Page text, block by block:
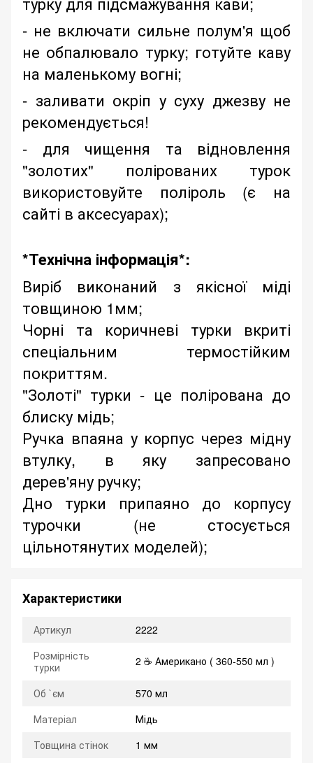
- не включати сильне полум'я щоб
не обпалювало турку; готуйте каву
на маленькому вогні;
- заливати окріп у суху джезву не
рекомендується!
- для чищення та відновлення
"золотих" полірованих турок
використовуйте поліроль (є на
сайті в аксесуарах);
*Технічна інформація*:
Виріб виконаний з якісної міді
товщиною 1мм;
Чорні та коричневі турки вкриті
спеціальним термостійким
покриттям.
"Золоті" турки - це полірована до
блиску мідь;
Ручка впаяна у корпус через мідну
втулку, в яку запресовано
дерев'яну ручку;
Дно турки припаяно до корпусу
турочки (не стосується
цільнотянутих моделей);
Характеристики
Артикул
2222
Розмірність
турки
2 ☕ Американо ( 360-550 мл )
Об `єм
570 мл
Матеріал
Мідь
Товщина стінок
1 мм